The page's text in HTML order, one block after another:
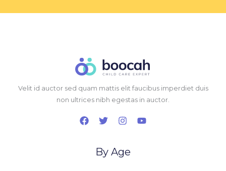
Velit id auctor sed quam mattis elit faucibus imperdiet duis
non ultrices nibh egestas in auctor.
By Age